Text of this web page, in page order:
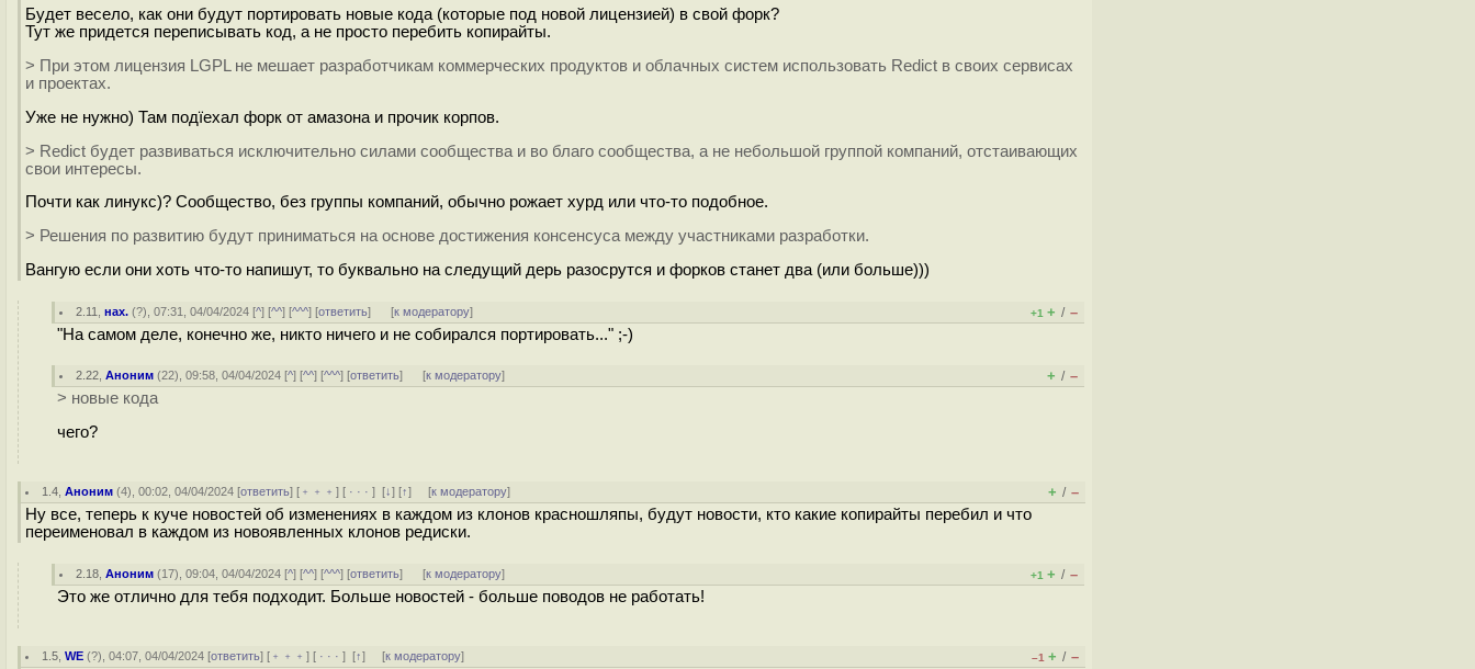
Будет весело, как они будут портировать новые кода (которые под новой лицензией) в свой форк?
Тут же придется переписывать код, а не просто перебить копирайты.
> При этом лицензия LGPL не мешает разработчикам коммерческих продуктов и облачных систем использовать Redict в своих сервисах
и проектах.
Уже не нужно) Там подїехал форк от амазона и прочик корпов.
> Redict будет развиваться исключительно силами сообщества и во благо сообщества, а не небольшой группой компаний, отстаивающих
свои интересы.
Почти как линукс)? Сообщество, без группы компаний, обычно рожает хурд или что-то подобное.
> Решения по развитию будут приниматься на основе достижения консенсуса между участниками разработки.
Вангую если они хоть что-то напишут, то буквально на следущий дерь разосрутся и форков станет два (или больше)))
2.11 ,нах. (?), 07:31, 04/04/2024 [^] [^^] [^^^] [ответить] [к модератору] +1 + / –
"На самом деле, конечно же, никто ничего и не собирался портировать..." ;-)
2.22 ,Аноним (22), 09:58, 04/04/2024 [^] [^^] [^^^] [ответить] [к модератору] + / –
> новые кода
чего?
1.4 ,Аноним (4), 00:02, 04/04/2024 [ответить] [ ﹢﹢﹢] [ · · ·][↓] [↑] [к модератору] + / –
Ну все, теперь к куче новостей об изменениях в каждом из клонов красношляпы, будут новости, кто какие копирайты перебил и что
переименовал в каждом из новоявленных клонов редиски.
2.18 ,Аноним (17), 09:04, 04/04/2024 [^] [^^] [^^^] [ответить] [к модератору] +1 + / –
Это же отлично для тебя подходит. Больше новостей - больше поводов не работать!
1.5 ,WE (?), 04:07, 04/04/2024 [ответить] [ ﹢﹢﹢] [ · · ·][↑] [к модератору] –1 + / –